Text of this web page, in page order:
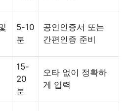
5-10
분
공인인증서 또는
간편인증 준비
15-
20
분
오타 없이 정확하
게 입력